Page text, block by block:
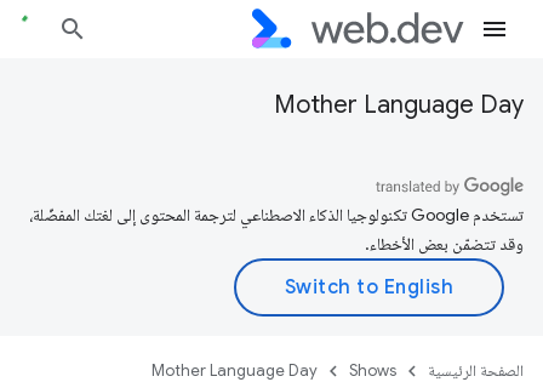
Mother Language Day
تستخدم Google تكنولوجيا الذكاء الاصطناعي لترجمة المحتوى إلى لغتك المفضّلة،
وقد تتضمّن بعض الأخطاء.
الصفحة الرئيسية Shows
Mother Language Day